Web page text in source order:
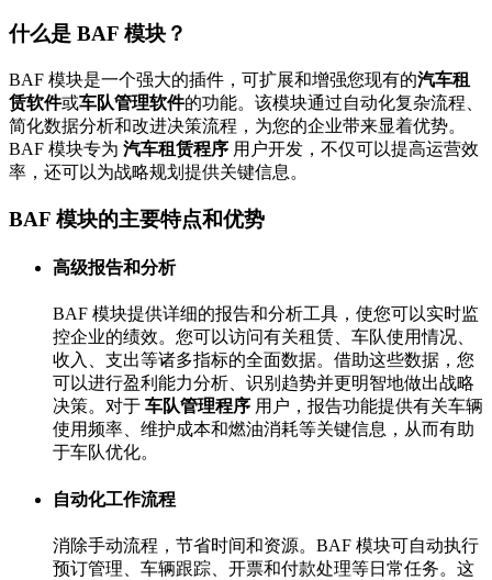
什么是 BAF 模块？
BAF 模块是一个强大的插件，可扩展和增强您现有的汽车租
赁软件或车队管理软件的功能。该模块通过自动化复杂流程、
简化数据分析和改进决策流程，为您的企业带来显着优势。
BAF 模块专为 汽车租赁程序 用户开发，不仅可以提高运营效
率，还可以为战略规划提供关键信息。
BAF 模块的主要特点和优势
高级报告和分析
BAF 模块提供详细的报告和分析工具，使您可以实时监
控企业的绩效。您可以访问有关租赁、车队使用情况、
收入、支出等诸多指标的全面数据。借助这些数据，您
可以进行盈利能力分析、识别趋势并更明智地做出战略
决策。对于 车队管理程序 用户，报告功能提供有关车辆
使用频率、维护成本和燃油消耗等关键信息，从而有助
于车队优化。
自动化工作流程
消除手动流程，节省时间和资源。BAF 模块可自动执行
预订管理、车辆跟踪、开票和付款处理等日常任务。这